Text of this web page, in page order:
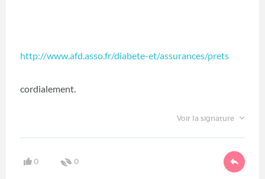
http://www.afd.asso.fr/diabete-et/assurances/prets
cordialement.
Voir la signature
0 0